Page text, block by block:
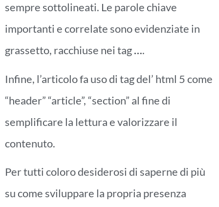
sempre sottolineati. Le parole chiave
importanti e correlate sono evidenziate in
grassetto, racchiuse nei tag….
Infine, l’articolo fa uso di tag del’ html 5 come
“header” “article”, “section” al fine di
semplificare la lettura e valorizzare il
contenuto.
Per tutti coloro desiderosi di saperne di più
su come sviluppare la propria presenza